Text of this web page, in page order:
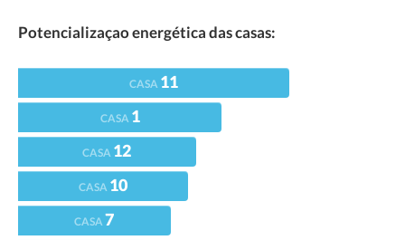
Potencializaçao energética das casas:
CASA 11
CASA 1
CASA 12
CASA 10
CASA7